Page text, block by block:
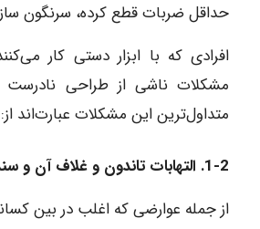
حداقل ضربات قطع کرده، سرنگون
افرادی که با ابزار دستی کار
مشکلات ناشی از طراحی نادرست
متداول‌ترین این مشکلات عبارت‌اند از:
1-2. التهابات تاندون و غلاف آن و سندرم مچ دست
از جمله عوارضی که اغلب در بین